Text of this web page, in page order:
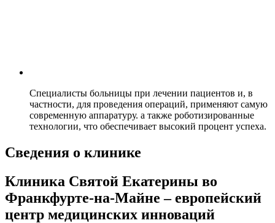
Специалисты больницы при лечении пациентов и, в
частности, для проведения операций, применяют самую
современную аппаратуру. а также роботизированные
технологии, что обеспечивает высокий процент успеха.
Сведения о клинике
Клиника Святой Екатерины во
Франкфурте-на-Майне – европейский
центр медицинских инноваций